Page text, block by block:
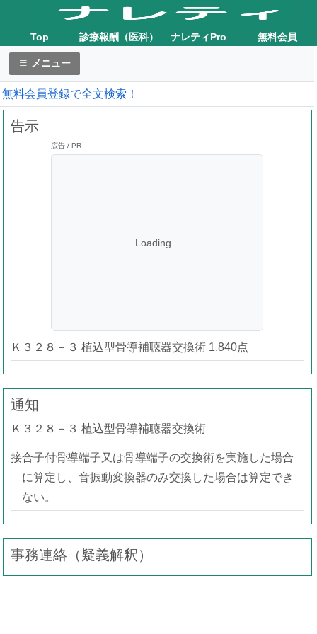
Top 診療報酬（医科） ナレティPro 無料会員
メニュー
無料会員登録で全文検索！
告示
広告 / PR
Loading...
Ｋ３２８－３ 植込型骨導補聴器交換術 1,840点
通知
Ｋ３２８－３ 植込型骨導補聴器交換術
接合子付骨導端子又は骨導端子の交換術を実施した場合
に算定し、音振動変換器のみ交換した場合は算定でき
ない。
事務連絡（疑義解釈）